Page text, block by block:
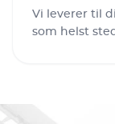
Vi leverer til
som helst